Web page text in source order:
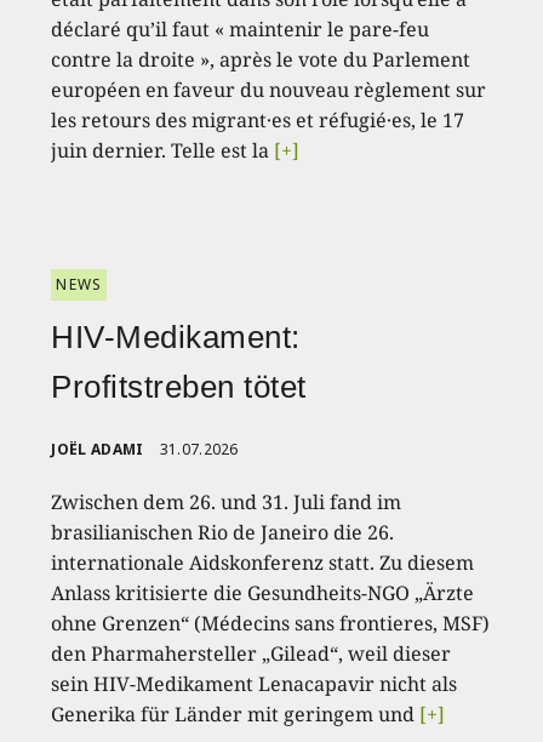
déclaré qu’il faut « maintenir le pare-feu
contre la droite », après le vote du Parlement
européen en faveur du nouveau règlement sur
les retours des migrant·es et réfugié·es, le 17
juin dernier. Telle est la [+]
NEWS
HIV-Medikament:
Profitstreben tötet
JOËL ADAMI 31.07.2026
Zwischen dem 26. und 31. Juli fand im
brasilianischen Rio de Janeiro die 26.
internationale Aidskonferenz statt. Zu diesem
Anlass kritisierte die Gesundheits-NGO „Ärzte
ohne Grenzen“ (Médecins sans frontieres, MSF)
den Pharmahersteller „Gilead“, weil dieser
sein HIV-Medikament Lenacapavir nicht als
Generika für Länder mit geringem und [+]